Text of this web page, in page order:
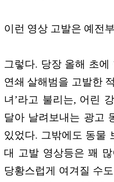
이런 영상 고발은 예전
그렇다. 당장 올해 초
연쇄 살해범을 고발한
녀’라고 불리는, 어린
달아 날려보내는 광고
있었다. 그밖에도 동물
대 고발 영상등은 꽤
당황스럽게 여겨질 수